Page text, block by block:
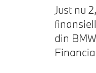
Just nu
din